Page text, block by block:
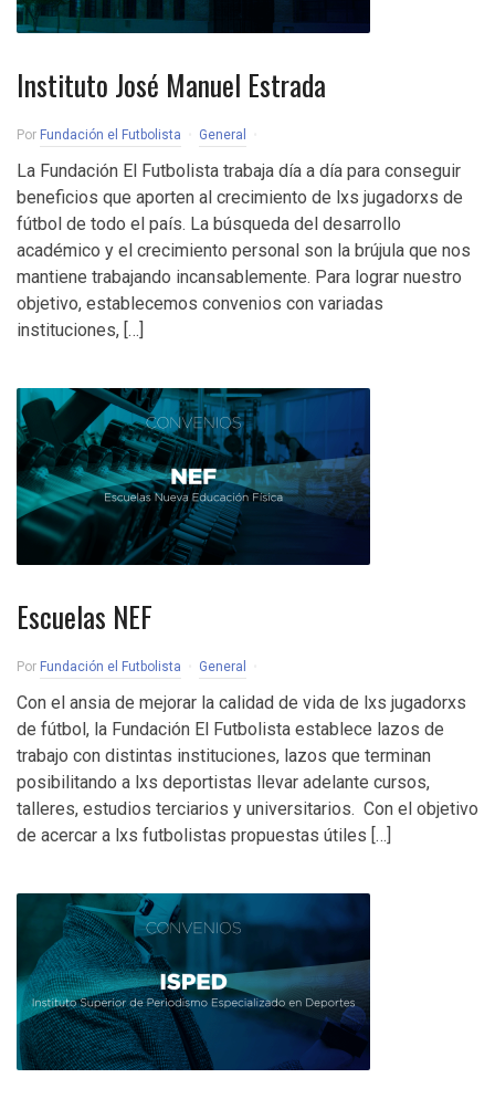
Instituto José Manuel Estrada
Por Fundación el Futbolista General
La Fundación El Futbolista trabaja día a día para conseguir
beneficios que aporten al crecimiento de lxs jugadorxs de
fútbol de todo el país. La búsqueda del desarrollo
académico y el crecimiento personal son la brújula que nos
mantiene trabajando incansablemente. Para lograr nuestro
objetivo, establecemos convenios con variadas
instituciones, […]
Escuelas NEF
Por Fundación el Futbolista General
Con el ansia de mejorar la calidad de vida de lxs jugadorxs
de fútbol, la Fundación El Futbolista establece lazos de
trabajo con distintas instituciones, lazos que terminan
posibilitando a lxs deportistas llevar adelante cursos,
talleres, estudios terciarios y universitarios. Con el objetivo
de acercar a lxs futbolistas propuestas útiles […]